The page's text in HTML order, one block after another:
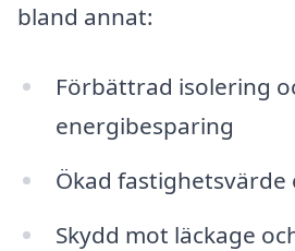
bland annat:
Förbättrad isolering
energibesparing
Ökad
Skydd mot läckage